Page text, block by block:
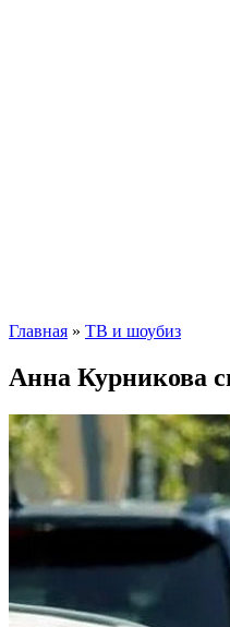
Главная » ТВ и шоубиз
Анна Курникова